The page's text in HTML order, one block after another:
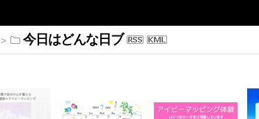
> 今日はどんな日ブ